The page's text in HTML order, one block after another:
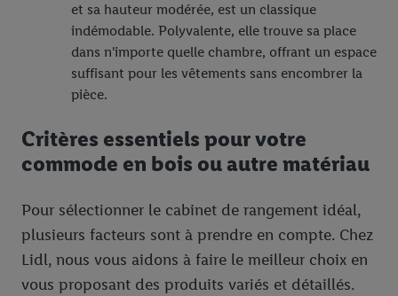
et sa hauteur modérée, est un classique
indémodable. Polyvalente, elle trouve sa place
dans n'importe quelle chambre, offrant un espace
suffisant pour les vêtements sans encombrer la
pièce.
Critères essentiels pour votre
commode en bois ou autre matériau
Pour sélectionner le cabinet de rangement idéal,
plusieurs facteurs sont à prendre en compte. Chez
Lidl, nous vous aidons à faire le meilleur choix en
vous proposant des produits variés et détaillés.